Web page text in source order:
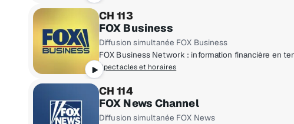
CH 113
FOX Business
Diffusion simultanée FOX Business
Spectacles et horaires
CH 114
FOX News Channel
Diffusion simultanée FOX News